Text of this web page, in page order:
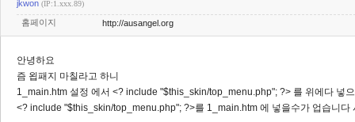
jkwon (IP:1.xxx.89)
홈페이지 http://ausangel.org
안녕하요
즘 욉패지 마칠라고 하니
1_main.htm 설정 에서 <? include "$this_skin/top_menu.php"; ?> 를 위에다 넣
<? include "$this_skin/top_menu.php"; ?>를 1_main.htm 에 넣을수가 업습니다